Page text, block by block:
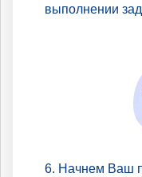
выполнении
Начнем Ваш